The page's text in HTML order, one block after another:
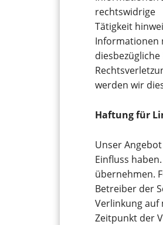
rechtswidrige
Tätigkeit
Informationen
werden wir
Haftung für
Unser
Einfluss
übernehmen.
Betreiber der
Verlinkung auf
Zeitpunkt der